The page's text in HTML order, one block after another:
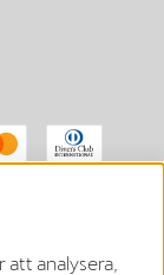
lagstadgade
analysera,